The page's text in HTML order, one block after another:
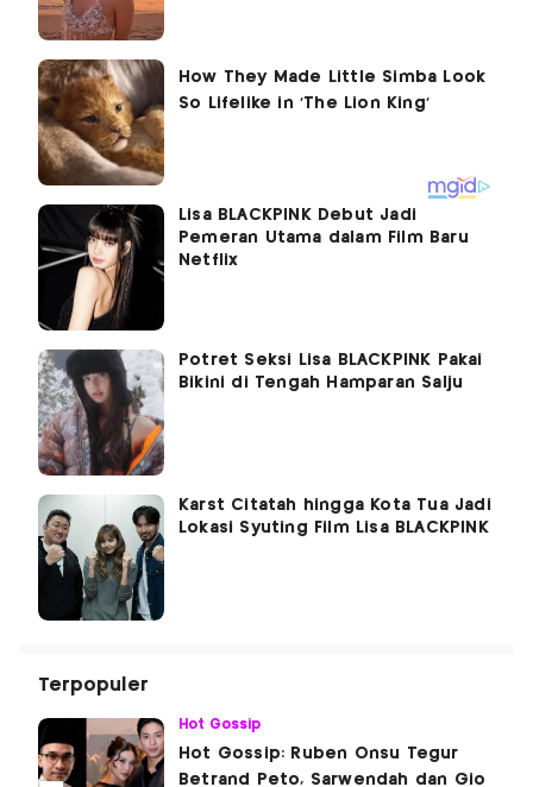
Lisa BLACKPINK Debut Jadi
Pemeran Utama dalam Film Baru
Netflix
Potret Seksi Lisa BLACKPINK Pakai
Bikini di Tengah Hamparan Salju
Karst Citatah hingga Kota Tua Jadi
Lokasi Syuting Film Lisa BLACKPINK
Terpopuler
Hot Gossip
Hot Gossip: Ruben Onsu Tegur
Betrand Peto, Sarwendah dan Gio